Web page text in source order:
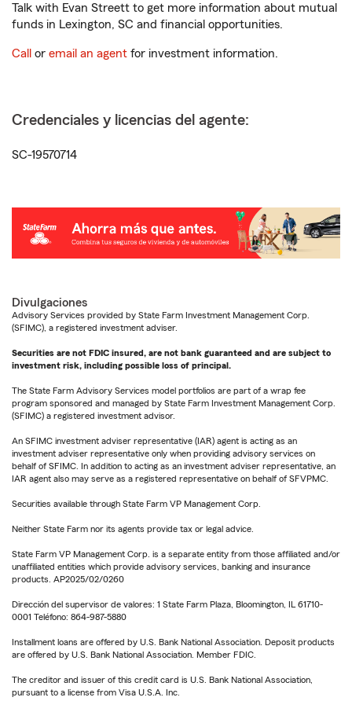
Talk with Evan Streett to get more information about mutual
funds in Lexington, SC and financial opportunities.
Call or email an agent for investment information.
Credenciales y licencias del agente:
SC-19570714
Divulgaciones
Advisory Services provided by State Farm Investment Management Corp.
(SFIMC), a registered investment adviser.
Securities are not FDIC insured, are not bank guaranteed and are subject to
investment risk, including possible loss of principal.
The State Farm Advisory Services model portfolios are part of a wrap fee
program sponsored and managed by State Farm Investment Management Corp.
(SFIMC) a registered investment advisor.
An SFIMC investment adviser representative (IAR) agent is acting as an
investment adviser representative only when providing advisory services on
behalf of SFIMC. In addition to acting as an investment adviser representative, an
IAR agent also may serve as a registered representative on behalf of SFVPMC.
Securities available through State Farm VP Management Corp.
Neither State Farm nor its agents provide tax or legal advice.
State Farm VP Management Corp. is a separate entity from those affiliated and/or
unaffiliated entities which provide advisory services, banking and insurance
products. AP2025/02/0260
Dirección del supervisor de valores: 1 State Farm Plaza, Bloomington, IL 61710-
0001 Teléfono: 864-987-5880
Installment loans are offered by U.S. Bank National Association. Deposit products
are offered by U.S. Bank National Association. Member FDIC.
The creditor and issuer of this credit card is U.S. Bank National Association,
pursuant to a license from Visa U.S.A. Inc.